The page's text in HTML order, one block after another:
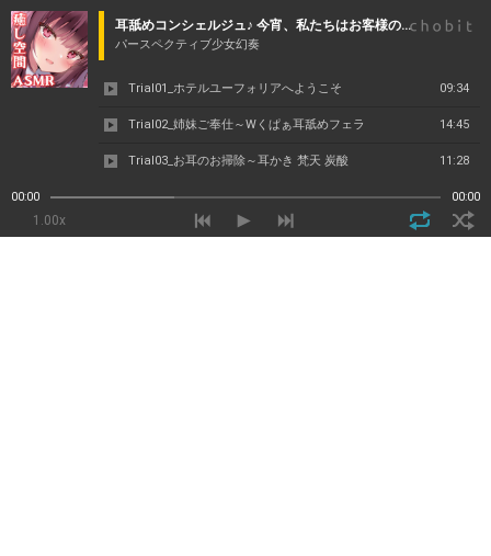
耳舐めコンシェルジュ♪ 今宵、私たちはお客様のモノです【KU100バイノーラル】
パースペクティブ少女幻奏
Trial01_ホテルユーフォリアへようこそ 09:34
Trial02_姉妹ご奉仕～Wくぱぁ耳舐めフェラ 14:45
Trial03_お耳のお掃除～耳かき 梵天 炭酸 11:28
Trial04_中出しえっち～姉妹丼 02:23
00:00 00:00
1.00x